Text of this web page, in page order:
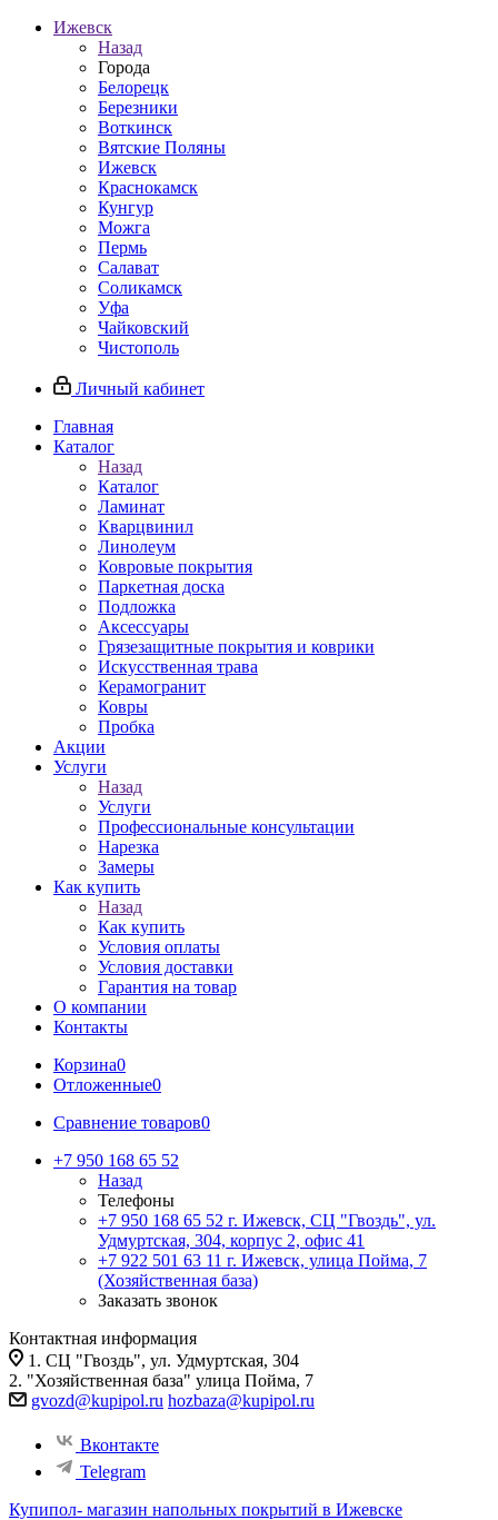
Ижевск
Назад
Города
Белорецк
Березники
Воткинск
Вятские Поляны
Ижевск
Краснокамск
Кунгур
Можга
Пермь
Салават
Соликамск
Уфа
Чайковский
Чистополь
Личный кабинет
Главная
Каталог
Назад
Каталог
Ламинат
Кварцвинил
Линолеум
Ковровые покрытия
Паркетная доска
Подложка
Аксессуары
Грязезащитные покрытия и коврики
Искусственная трава
Керамогранит
Ковры
Пробка
Акции
Услуги
Назад
Услуги
Профессиональные консультации
Нарезка
Замеры
Как купить
Назад
Как купить
Условия оплаты
Условия доставки
Гарантия на товар
О компании
Контакты
Корзина0
Отложенные0
Сравнение товаров0
+7 950 168 65 52
Назад
Телефоны
+7 950 168 65 52 г. Ижевск, СЦ "Гвоздь", ул.
Удмуртская, 304, корпус 2, офис 41
+7 922 501 63 11 г. Ижевск, улица Пойма, 7
(Хозяйственная база)
Заказать звонок
Контактная информация
1. СЦ "Гвоздь", ул. Удмуртская, 304
2. "Хозяйственная база" улица Пойма, 7
gvozd@kupipol.ru hozbaza@kupipol.ru
Вконтакте
Telegram
Купипол- магазин напольных покрытий в Ижевске